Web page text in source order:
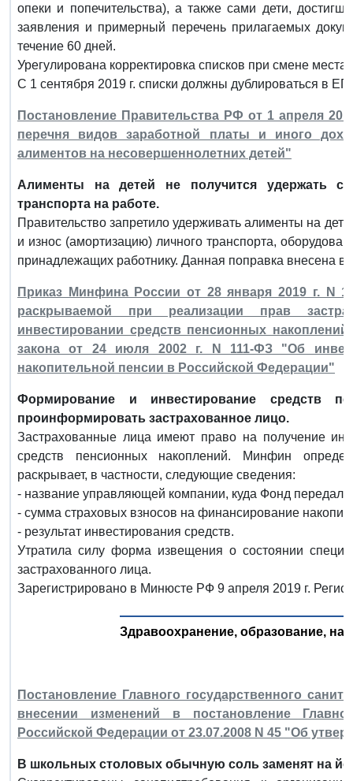
опеки и попечительства), а также сами дети,
заявления и примерный перечень прилагаемых
течение 60 дней.
Урегулирована корректировка списков при смене места
С 1 сентября 2019 г. списки должны дублироваться в
Постановление Правительства РФ от 1 апреля
перечня видов заработной платы и иного
алиментов на несовершеннолетних детей"
Алименты на детей не получится удержать с
транспорта на работе.
Правительство запретило удерживать алименты на
и износ (амортизацию) личного транспорта,
принадлежащих работнику. Данная поправка внесена
Приказ Минфина России от 28 января 2019 г. N
раскрываемой при реализации прав
инвестировании средств пенсионных
закона от 24 июля 2002 г. N 111-ФЗ "Об
накопительной пенсии в Российской Федерации"
Формирование и инвестирование средств
проинформировать застрахованное лицо.
Застрахованные лица имеют право на получение
средств пенсионных накоплений. Минфин
раскрывает, в частности, следующие сведения:
- название управляющей компании, куда Фонд передал
- сумма страховых взносов на финансирование
- результат инвестирования средств.
Утратила силу форма извещения о состоянии
застрахованного лица.
Зарегистрировано в Минюсте РФ 9 апреля 2019 г.
Здравоохранение, образование,
Постановление Главного государственного
внесении изменений в постановление
Российской Федерации от 23.07.2008 N 45 "Об
В школьных столовых обычную соль заменят на